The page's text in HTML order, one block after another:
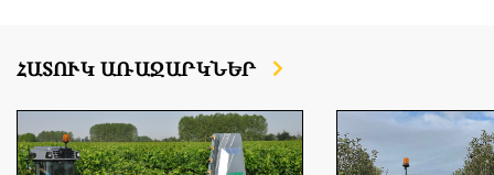
ՀԱՏՈՒԿ ԱՌԱՋԱՐԿՆԵՐ